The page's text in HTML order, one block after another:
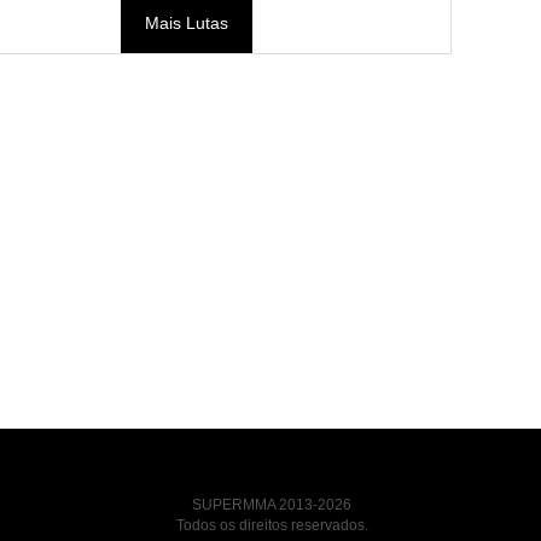
Mais Lutas
SUPERMMA 2013-2026
Todos os direitos reservados.